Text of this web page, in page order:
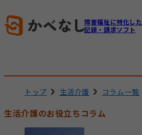
障害福祉に特化した
記録・請求ソフト
トップ 生活介護 コラム一覧
生活介護のお役立ちコラム